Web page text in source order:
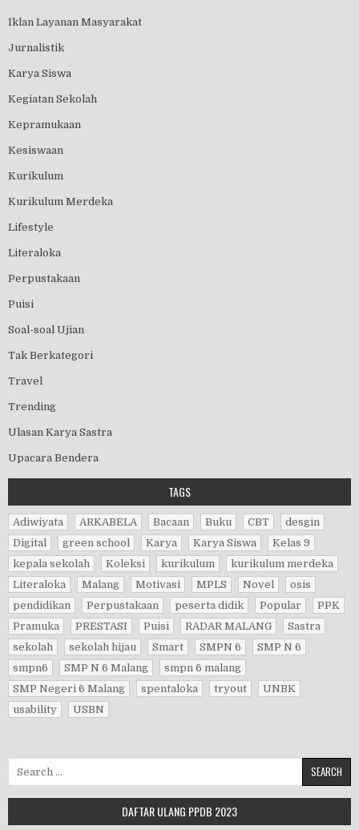
Iklan Layanan Masyarakat
Jurnalistik
Karya Siswa
Kegiatan Sekolah
Kepramukaan
Kesiswaan
Kurikulum
Kurikulum Merdeka
Lifestyle
Literaloka
Perpustakaan
Puisi
Soal-soal Ujian
Tak Berkategori
Travel
Trending
Ulasan Karya Sastra
Upacara Bendera
TAGS
Adiwiyata ARKABELA Bacaan Buku CBT
desgin
Digital
green school Karya Karya Siswa
Kelas 9
kepala sekolah
Koleksi kurikulum
kurikulum merdeka
Literaloka
Malang Motivasi MPLS Novel
osis
pendidikan
Perpustakaan peserta didik Popular
PPK
Pramuka
PRESTASI Puisi RADAR MALANG
Sastra
sekolah
sekolah hijau Smart SMPN 6
SMP N 6
smpn6
SMP N 6 Malang
smpn 6 malang
SMP Negeri 6 Malang
spentaloka tryout
UNBK
usability
USBN
DAFTAR ULANG PPDB 2023